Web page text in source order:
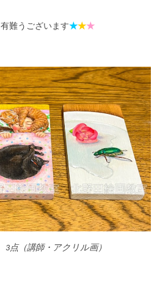
難うございます★★★
3点（講師・アクリル画）